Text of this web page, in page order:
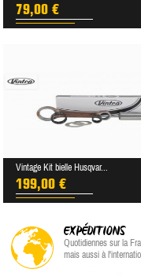
79,00 €
Vintage Kit bielle Husqvar...
199,00 €
EXPÉDITIONS
Quotidiennes sur la
mais aussi à